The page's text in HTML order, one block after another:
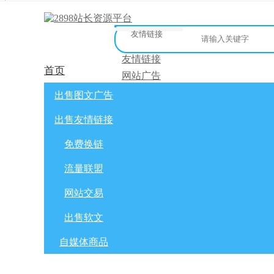
友情链接
友情链接
网站广告
首页
网站广告
自媒体广告
免费换链
流量联盟
积分商城
出售/交换
出售图文广告
出售友情链接
免费换链
流量联盟
网站交易
出售软文
自媒体商品
标为已读